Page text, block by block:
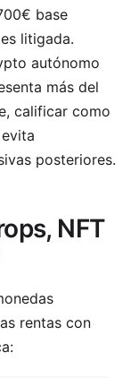
base
litigada.
autónomo
más del
calificar como
posteriores.
NFT
rentas con